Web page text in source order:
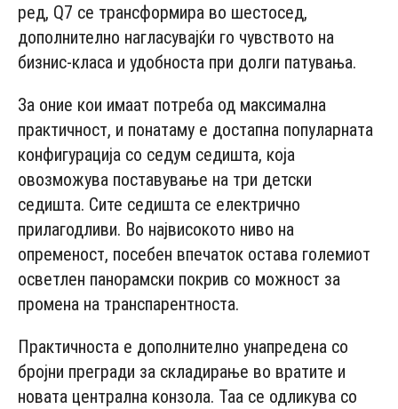
ред, Q7 се трансформира во шестосед,
дополнително нагласувајќи го чувството на
бизнис-класа и удобноста при долги патувања.
За оние кои имаат потреба од максимална
практичност, и понатаму е достапна популарната
конфигурација со седум седишта, која
овозможува поставување на три детски
седишта. Сите седишта се електрично
прилагодливи. Во највисокото ниво на
опременост, посебен впечаток остава големиот
осветлен панорамски покрив со можност за
промена на транспарентноста.
Практичноста е дополнително унапредена со
бројни прегради за складирање во вратите и
новата централна конзола. Таа се одликува со